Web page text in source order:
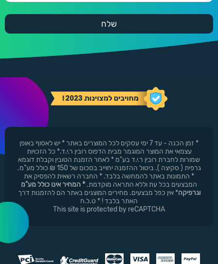
* זמן הכנה - עד 7 ימי עסקים לכל המוצרים באתר * יש לאסוף באופן
עצמאי את המוצר המוגמר מבית הדפוס רובין ר.י.ד.* כל הזכויות
שמורות לחברת רובין ר.י.ד בע"מ * לאחר הזמנת הטובין וקבלת דוגמא
גרפית ( סקיצה ). ביטול ההזמנה יחוייב בסכום של 150 ₪ כולל מע"מ.
* התמונות באתר להמחשה בלבד. * החברה רשאית להפסיק את
המבצעים בכל עת וללא התראה מוקדמת. * המחיר אינו כולל מע"מ
וגרפיקה* אין כפל מבצעים. מחירים המוצגים באתר הם להזמנות דרך
האתר בלבד ! * ט.ל.ח
This site is protected by reCAPTCHA